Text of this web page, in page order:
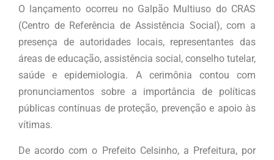
O lançamento ocorreu no Galpão Multiuso do CRAS
(Centro de Referência de Assistência Social), com a
presença de autoridades locais, representantes das
áreas de educação, assistência social, conselho tutelar,
saúde e epidemiologia. A cerimônia contou com
pronunciamentos sobre a importância de políticas
públicas contínuas de proteção, prevenção e apoio às
vítimas.
De acordo com o Prefeito Celsinho, a Prefeitura, por